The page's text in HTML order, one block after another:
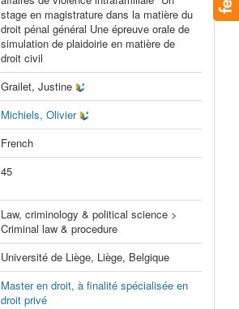
stage en magistrature dans la matière du
droit pénal général Une épreuve orale de
simulation de plaidoirie en matière de
droit civil
Grailet, Justine
Michiels, Olivier
French
45
Law, criminology & political science >
Criminal law & procedure
Université de Liège, Liège, Belgique
Master en droit, à finalité spécialisée en
droit privé